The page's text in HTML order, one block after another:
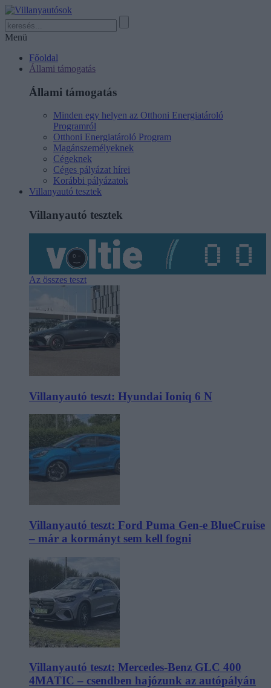
Menü
Főoldal
Állami támogatás
Állami támogatás
Minden egy helyen az Otthoni Energiatároló
Programról
Otthoni Energiatároló Program
Magánszemélyeknek
Cégeknek
Céges pályázat hírei
Korábbi pályázatok
Villanyautó tesztek
Villanyautó tesztek
Az összes teszt
Villanyautó teszt: Hyundai Ioniq 6 N
Villanyautó teszt: Ford Puma Gen-e BlueCruise
– már a kormányt sem kell fogni
Villanyautó teszt: Mercedes-Benz GLC 400
4MATIC – csendben hajózunk az autópályán